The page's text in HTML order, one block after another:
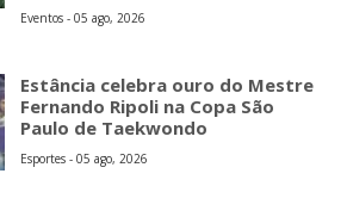
Eventos - 05 ago, 2026
Estância celebra ouro do Mestre
Fernando Ripoli na Copa São
Paulo de Taekwondo
Esportes - 05 ago, 2026